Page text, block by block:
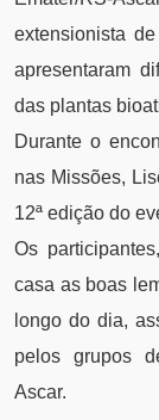
extensionista
apresentaram
das plantas
Durante o
nas Missões,
12ª edição do
Os
casa as boas
longo do dia,
pelos grupos
Ascar.